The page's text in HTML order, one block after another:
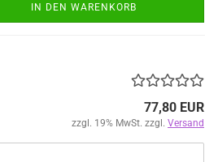
IN DEN WARENKORB
77,80 EUR
zzgl. 19% MwSt. zzgl. Versand